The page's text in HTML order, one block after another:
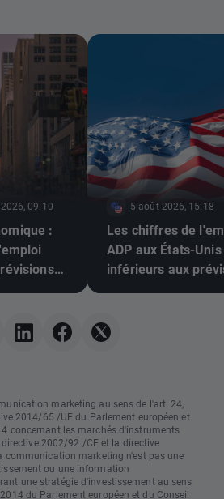
09:10
:
5 août 2026, 15:18
Les chiffres de
ADP aux États-
inférieurs aux
marketing au sens de l'art. 24,
2014/65 /UE du Parlement européen et
concernant les marchés d'instruments
2002/92 /CE et la directive
communication marketing n'est pas une
ou une information
une stratégie d'investissement au sens
du Parlement européen et du Conseil